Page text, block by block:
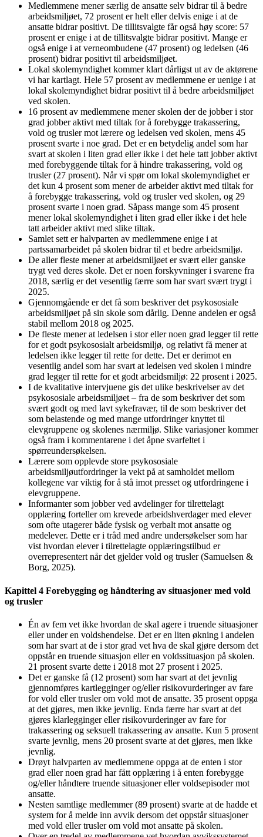
Medlemmene mener særlig de ansatte selv bidrar til å bedre
arbeidsmiljøet, 72 prosent er helt eller delvis enige i at de
ansatte bidrar positivt. De tillitsvalgte får også høy score: 57
prosent er enige i at de tillitsvalgte bidrar positivt. Mange er
også enige i at verneombudene (47 prosent) og ledelsen (46
prosent) bidrar positivt til arbeidsmiljøet.
Lokal skolemyndighet kommer klart dårligst ut av de aktørene
vi har kartlagt. Hele 57 prosent av medlemmene er uenige i at
lokal skolemyndighet bidrar positivt til å bedre arbeidsmiljøet
ved skolen.
16 prosent av medlemmene mener skolen der de jobber i stor
grad jobber aktivt med tiltak for å forebygge trakassering,
vold og trusler mot lærere og ledelsen ved skolen, mens 45
prosent svarte i noe grad. Det er en betydelig andel som har
svart at skolen i liten grad eller ikke i det hele tatt jobber aktivt
med forebyggende tiltak for å hindre trakassering, vold og
trusler (27 prosent). Når vi spør om lokal skolemyndighet er
det kun 4 prosent som mener de arbeider aktivt med tiltak for
å forebygge trakassering, vold og trusler ved skolen, og 29
prosent svarte i noen grad. Såpass mange som 45 prosent
mener lokal skolemyndighet i liten grad eller ikke i det hele
tatt arbeider aktivt med slike tiltak.
Samlet sett er halvparten av medlemmene enige i at
partssamarbeidet på skolen bidrar til et bedre arbeidsmiljø.
De aller fleste mener at arbeidsmiljøet er svært eller ganske
trygt ved deres skole. Det er noen forskyvninger i svarene fra
2018, særlig er det vesentlig færre som har svart svært trygt i
2025.
Gjennomgående er det få som beskriver det psykososiale
arbeidsmiljøet på sin skole som dårlig. Denne andelen er også
stabil mellom 2018 og 2025.
De fleste mener at ledelsen i stor eller noen grad legger til rette
for et godt psykososialt arbeidsmiljø, og relativt få mener at
ledelsen ikke legger til rette for dette. Det er derimot en
vesentlig andel som har svart at ledelsen ved skolen i mindre
grad legger til rette for et godt arbeidsmiljø: 22 prosent i 2025.
I de kvalitative intervjuene gis det ulike beskrivelser av det
psykososiale arbeidsmiljøet – fra de som beskriver det som
svært godt og med lavt sykefravær, til de som beskriver det
som belastende og med mange utfordringer knyttet til
elevgruppene og skolenes nærmiljø. Slike variasjoner kommer
også fram i kommentarene i det åpne svarfeltet i
spørreundersøkelsen.
Lærere som opplevde store psykososiale
arbeidsmiljøutfordringer la vekt på at samholdet mellom
kollegene var viktig for å stå imot presset og utfordringene i
elevgruppene.
Informanter som jobber ved avdelinger for tilrettelagt
opplæring forteller om krevede arbeidshverdager med elever
som ofte utagerer både fysisk og verbalt mot ansatte og
medelever. Dette er i tråd med andre undersøkelser som har
vist hvordan elever i tilrettelagte opplæringstilbud er
overrepresentert når det gjelder vold og trusler (Samuelsen &
Borg, 2025).
Kapittel 4 Forebygging og håndtering av situasjoner med vold
og trusler
Én av fem vet ikke hvordan de skal agere i truende situasjoner
eller under en voldshendelse. Det er en liten økning i andelen
som har svart at de i stor grad vet hva de skal gjøre dersom det
oppstår en truende situasjon eller en voldssituasjon på skolen.
21 prosent svarte dette i 2018 mot 27 prosent i 2025.
Det er ganske få (12 prosent) som har svart at det jevnlig
gjennomføres kartlegginger og/eller risikovurderinger av fare
for vold eller trusler om vold mot de ansatte. 35 prosent oppga
at det gjøres, men ikke jevnlig. Enda færre har svart at det
gjøres klarlegginger eller risikovurderinger av fare for
trakassering og seksuell trakassering av ansatte. Kun 5 prosent
svarte jevnlig, mens 20 prosent svarte at det gjøres, men ikke
jevnlig.
Drøyt halvparten av medlemmene oppga at de enten i stor
grad eller noen grad har fått opplæring i å enten forebygge
og/eller håndtere truende situasjoner eller voldsepisoder mot
ansatte.
Nesten samtlige medlemmer (89 prosent) svarte at de hadde et
system for å melde inn avvik dersom det oppstår situasjoner
med vold eller trusler om vold mot ansatte på skolen.